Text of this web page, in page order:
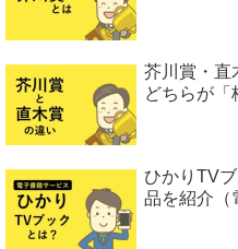
芥川賞・直
どちらが「
ひかりTV
品を紹介（